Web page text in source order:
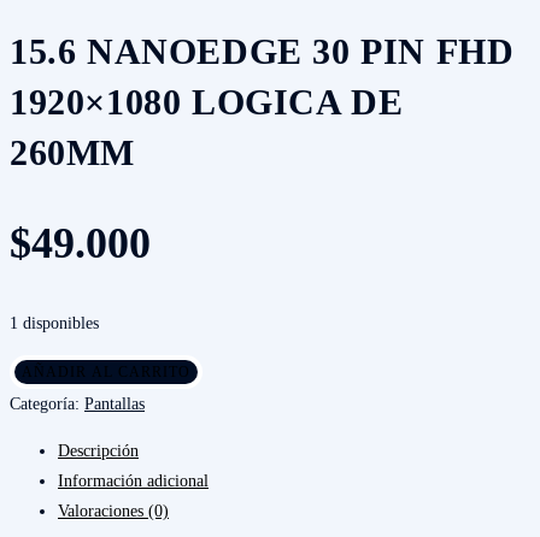
260mm
cantidad
15.6 NANOEDGE 30 PIN FHD
1920×1080 LOGICA DE
260MM
$49.000
1 disponibles
15.6
nanoedge
FHD
1920×1080
AÑADIR AL CARRITO
Categoría: Pantallas
Descripción
Información adicional
Valoraciones (0)